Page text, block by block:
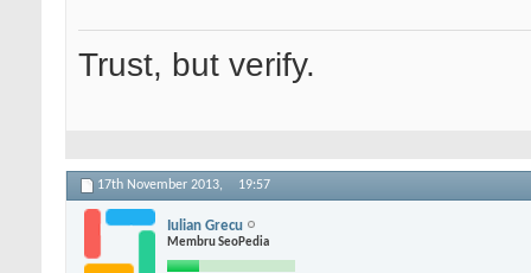
Trust, but verify.
17th November 2013, 19:57
Iulian Grecu
Membru SeoPedia